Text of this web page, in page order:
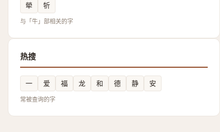
犖
㸫
与「牛」部相关的字
热搜
一 爱 福 龙 和 德 静 安
常被查询的字